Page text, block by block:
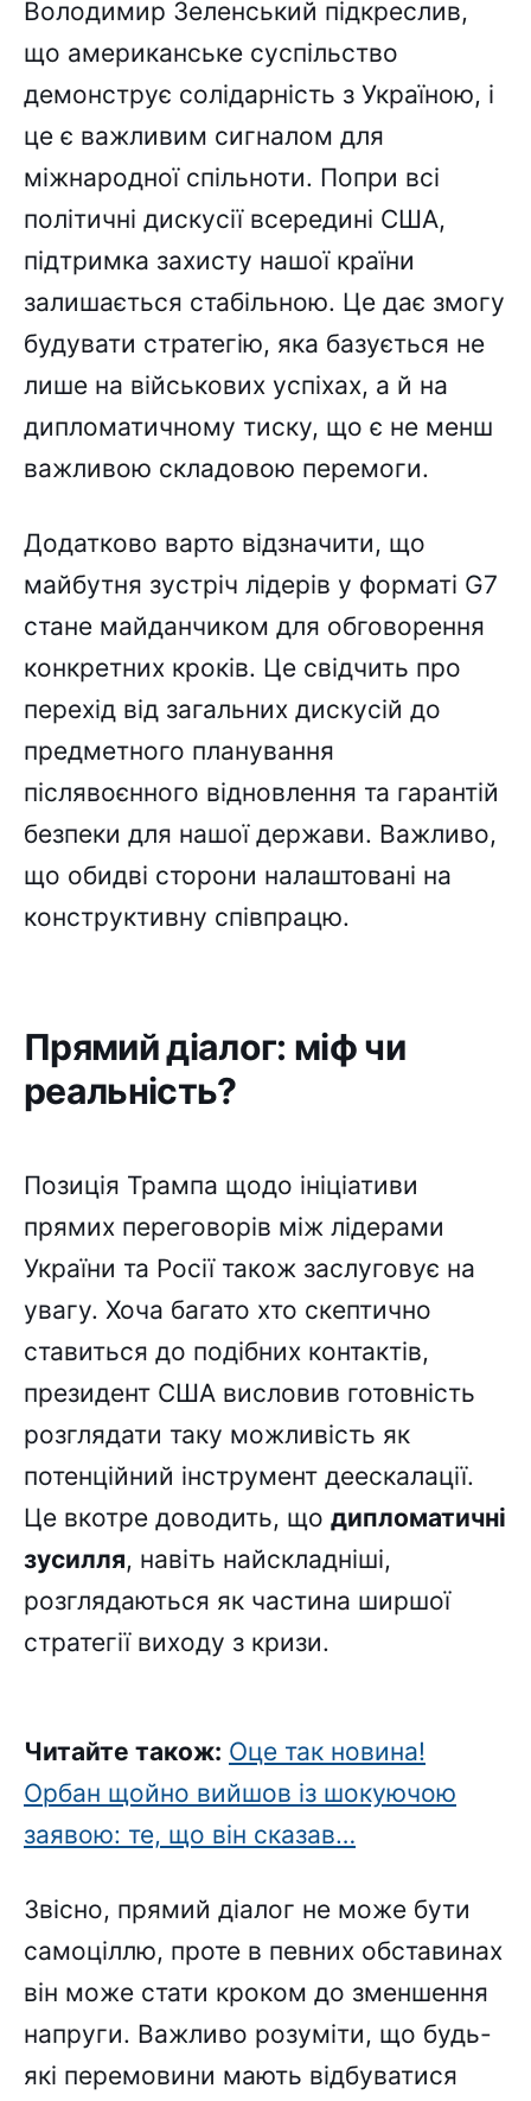
Володимир Зеленський підкреслив,
що американське суспільство
демонструє солідарність з Україною, і
це є важливим сигналом для
міжнародної спільноти. Попри всі
політичні дискусії всередині США,
підтримка захисту нашої країни
залишається стабільною. Це дає змогу
будувати стратегію, яка базується не
лише на військових успіхах, а й на
дипломатичному тиску, що є не менш
важливою складовою перемоги.
Додатково варто відзначити, що
майбутня зустріч лідерів у форматі G7
стане майданчиком для обговорення
конкретних кроків. Це свідчить про
перехід від загальних дискусій до
предметного планування
післявоєнного відновлення та гарантій
безпеки для нашої держави. Важливо,
що обидві сторони налаштовані на
конструктивну співпрацю.
Прямий діалог: міф чи
реальність?
Позиція Трампа щодо ініціативи
прямих переговорів між лідерами
України та Росії також заслуговує на
увагу. Хоча багато хто скептично
ставиться до подібних контактів,
президент США висловив готовність
розглядати таку можливість як
потенційний інструмент деескалації.
Це вкотре доводить, що дипломатичні
зусилля, навіть найскладніші,
розглядаються як частина ширшої
стратегії виходу з кризи.
Читайте також: Оце так новина!
Орбан щойно вийшов із шокуючою
заявою: те, що він сказав…
Звісно, прямий діалог не може бути
самоціллю, проте в певних обставинах
він може стати кроком до зменшення
напруги. Важливо розуміти, що будь-
які перемовини мають відбуватися